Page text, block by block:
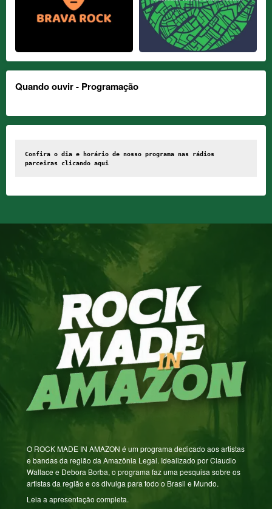
Quando ouvir - Programação
Confira o dia e horário de nosso programa nas rádios
parceiras clicando aqui
O ROCK MADE IN AMAZON é um programa dedicado aos artistas
e bandas da região da Amazônia Legal. Idealizado por Claudio
Wallace e Debora Borba, o programa faz uma pesquisa sobre os
artistas da região e os divulga para todo o Brasil e Mundo.
Leia a apresentação completa.